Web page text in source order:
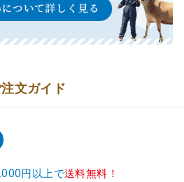
文ガイド
円以上で送料無料！